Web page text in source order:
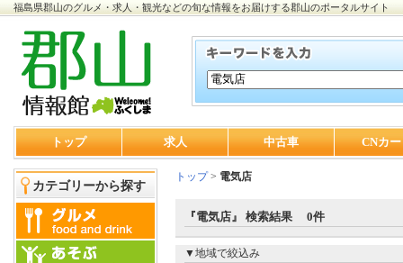
福島県郡山のグルメ・求人・観光などの旬な情報をお届けする郡山のポータルサイト
トップ 求人 中古車 CNカ
カテゴリーから探す
トップ> 電気店
『電気店』 検索結果 0件
▼地域で絞込み